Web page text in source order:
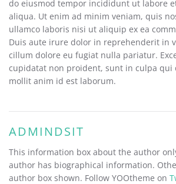
do eiusmod tempor incididunt ut labore
aliqua. Ut enim ad minim veniam, quis
ullamco laboris nisi ut aliquip ex ea
Duis aute irure dolor in reprehenderit in
cillum dolore eu fugiat nulla pariatur.
cupidatat non proident, sunt in culpa qui
mollit anim id est laborum.
ADMINDSIT
This information box about the author
author has biographical information.
author box shown. Follow YOOtheme on